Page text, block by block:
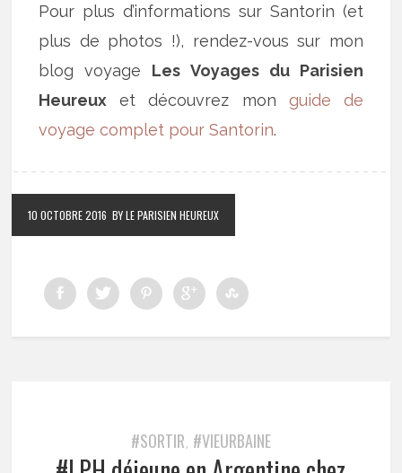
Pour plus d’informations sur Santorin (et
plus de photos !), rendez-vous sur mon
blog voyage Les Voyages du Parisien
Heureux et découvrez mon guide de
voyage complet pour Santorin.
10 OCTOBRE 2016 BY LE PARISIEN HEUREUX
#SORTIR, #VIEURBAINE